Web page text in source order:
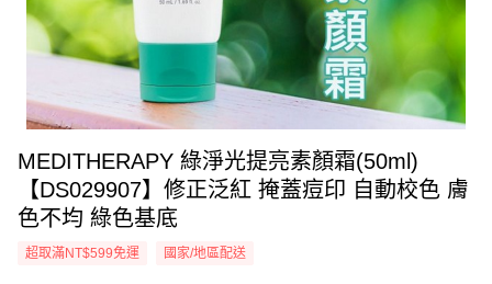
MEDITHERAPY 綠淨光提亮素顏霜(50ml)
【DS029907】修正泛紅 掩蓋痘印 自動校色 膚
色不均 綠色基底
超取滿NT$599免運 國家/地區配送